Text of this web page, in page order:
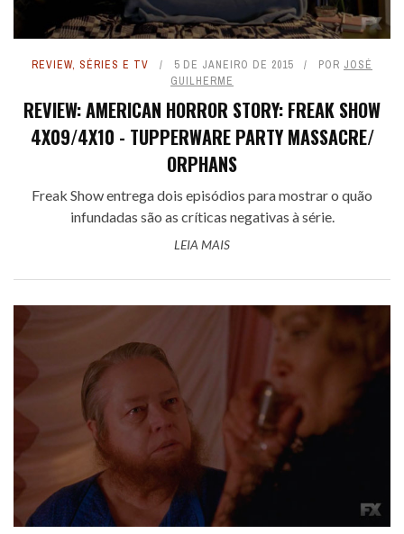
REVIEW, SÉRIES E TV 5 DE JANEIRO DE 2015 POR JOSÉ
GUILHERME
REVIEW: AMERICAN HORROR STORY: FREAK SHOW
4X09/4X10 - TUPPERWARE PARTY MASSACRE/
ORPHANS
Freak Show entrega dois episódios para mostrar o quão
infundadas são as críticas negativas à série.
LEIA MAIS